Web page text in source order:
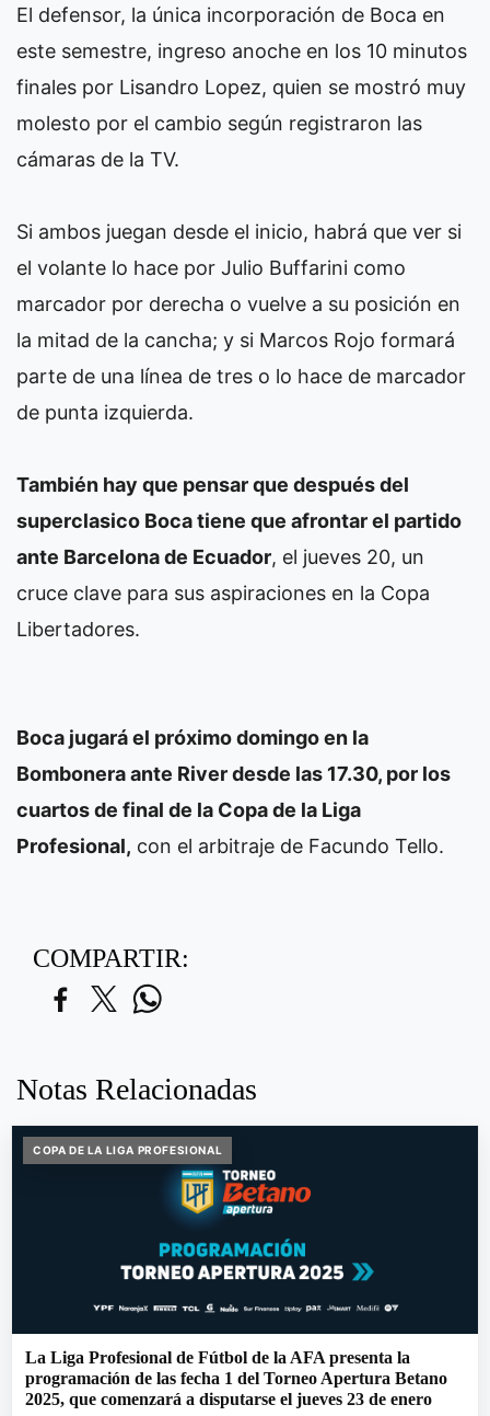
El defensor, la única incorporación de Boca en
este semestre, ingreso anoche en los 10 minutos
finales por Lisandro Lopez, quien se mostró muy
molesto por el cambio según registraron las
cámaras de la TV.
Si ambos juegan desde el inicio, habrá que ver si
el volante lo hace por Julio Buffarini como
marcador por derecha o vuelve a su posición en
la mitad de la cancha; y si Marcos Rojo formará
parte de una línea de tres o lo hace de marcador
de punta izquierda.
También hay que pensar que después del
superclasico Boca tiene que afrontar el partido
ante Barcelona de Ecuador, el jueves 20, un
cruce clave para sus aspiraciones en la Copa
Libertadores.
Boca jugará el próximo domingo en la
Bombonera ante River desde las 17.30, por los
cuartos de final de la Copa de la Liga
Profesional, con el arbitraje de Facundo Tello.
COMPARTIR:
Notas Relacionadas
COPA DE LA LIGA PROFESIONAL
La Liga Profesional de Fútbol de la AFA presenta la
programación de las fecha 1 del Torneo Apertura Betano
2025, que comenzará a disputarse el jueves 23 de enero